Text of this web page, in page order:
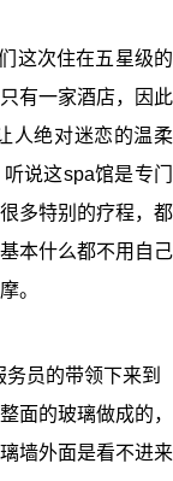
这次住在五星级的
有一家酒店，因此
人绝对迷恋的温柔
说这spa馆是专门
多特别的疗程，都
本什么都不用自己
。
员的带领下来到
面的玻璃做成的，
墙外面是看不进来